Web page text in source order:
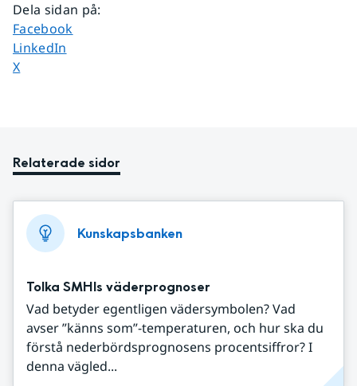
Dela sidan på:
Dela sidan på
Facebook
Dela sidan på
LinkedIn
Dela sidan på
X
Relaterade sidor
Kunskapsbanken
Tolka SMHIs väderprognoser
Vad betyder egentligen vädersymbolen? Vad
avser ”känns som”-temperaturen, och hur ska du
förstå nederbördsprognosens procentsiffror? I
denna vägled...